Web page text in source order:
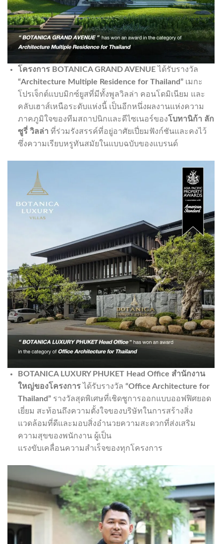
โครงการ BOTANICA GRAND AVENUEได้รับรางวัล
“Architecture Multiple Residence for Thailand”เมกะ
โปรเจ็กต์แบบมิกซ์ยูสที่มีทั้งพูลวิลล่า คอนโดมิเนียม และ
คลับเฮาส์เหนือระดับแห่งนี้ เป็นอีกหนึ่งผลงานแห่งความ
ภาคภูมิใจของทีมสถาปนิกและดีไซเนอร์ของ โบทานิก้า ลัก
ซูรี่ วิลล่า ที่ร่วมรังสรรค์ที่อยู่อาศัยเปี่ยมฟังก์ชันและคงไว้
ซึ่งความเรียบหรูทันสมัยในแบบฉบับของแบรนด์
BOTANICA LUXURY PHUKET Head Office สำนักงาน
ใหญ่ของโครงการ ได้รับรางวัล “Office Architecture for
Thailand” รางวัลสุดพิเศษที่เชิดชูการออกแบบออฟฟิศยอด
เยี่ยม สะท้อนถึงความตั้งใจของบริษัทในการสร้างสิ่ง
แวดล้อมที่ดีและมอบสิ่งอำนวยความสะดวกที่ส่งเสริม
ความสุขของพนักงาน ผู้เป็น
แรงขับเคลื่อนความสำเร็จของทุกโครงการ